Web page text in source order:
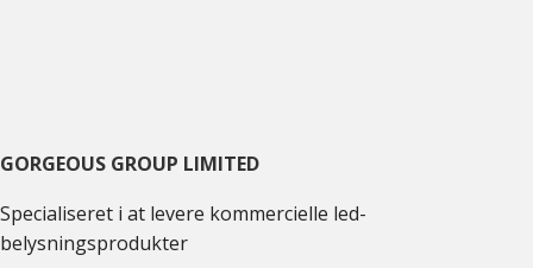
GORGEOUS GROUP LIMITED
Specialiseret i at levere kommercielle led-
belysningsprodukter